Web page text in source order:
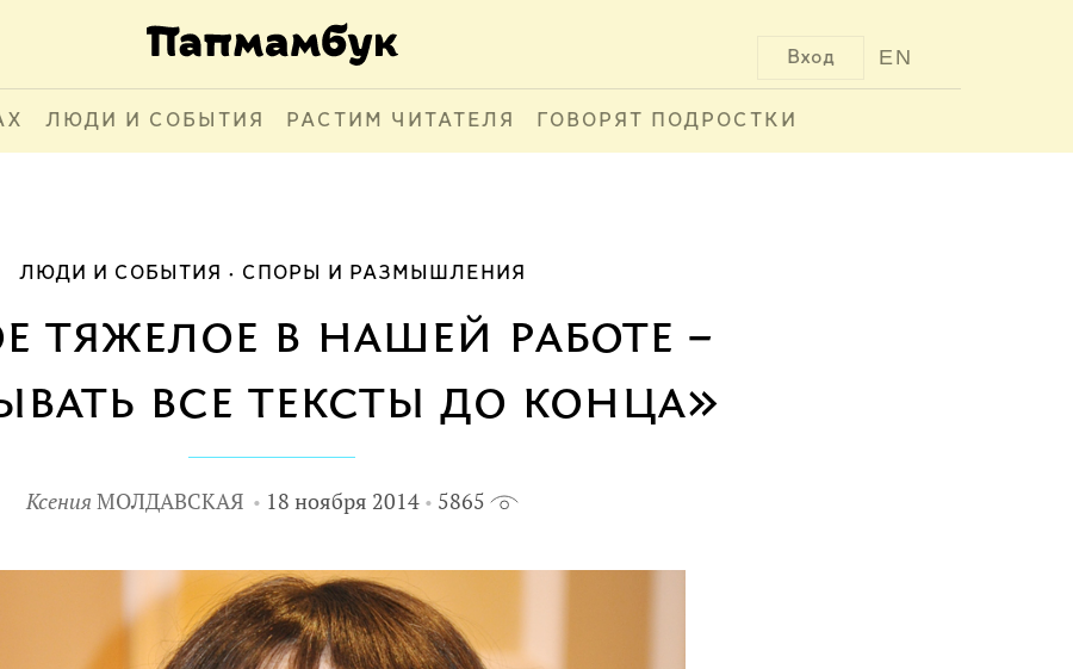
EN
Вход
ЛЮДИ И СОБЫТИЯ РАСТИМ ЧИТАТЕЛЯ ГОВОРЯТ ПОДРОСТКИ
ЛЮДИ И СОБЫТИЯ СПОРЫ И РАЗМЫШЛЕНИЯ
тяжелое в нашей работе –
все тексты до конца»
Ксения МОЛДАВСКАЯ 18 ноября 2014 5865